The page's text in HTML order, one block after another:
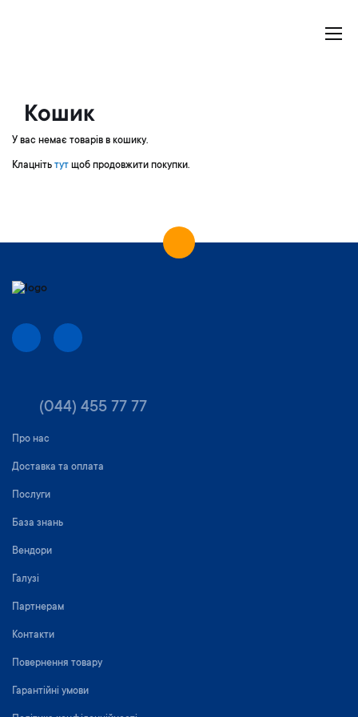
Кошик
У вас немає товарів в кошику.
Клацніть тут щоб продовжити покупки.
(044) 455 77 77
Про нас
Доставка та оплата
Послуги
База знань
Вендори
Галузі
Партнерам
Контакти
Повернення товару
Гарантійні умови